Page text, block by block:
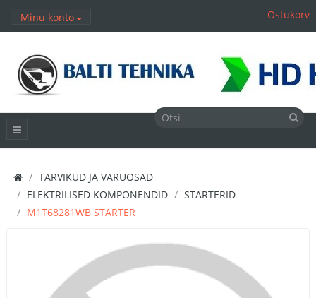
Minu konto Ostukorv
TARVIKUD JA VARUOSAD
ELEKTRILISED KOMPONENDID
STARTERID
M1T68281WB STARTER